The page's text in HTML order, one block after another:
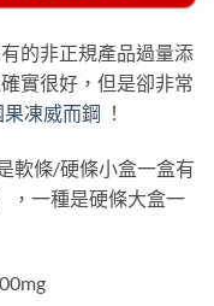
的非正規產品過量添
實很好，但是卻非常
果凍威而鋼 ！
軟條/硬條小盒一盒有
，一種是硬條大盒一